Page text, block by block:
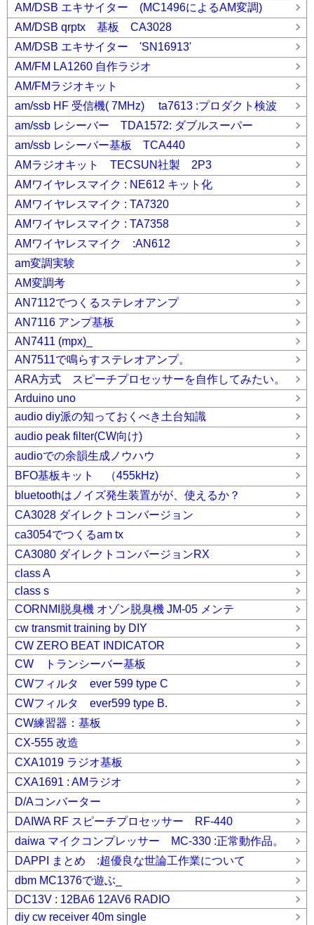
AM/DSB エキサイター (MC1496によるAM変調)
AM/DSB qrptx 基板 CA3028
AM/DSB エキサイター 'SN16913'
AM/FM LA1260 自作ラジオ
AM/FMラジオキット
am/ssb HF 受信機( 7MHz) ta7613 :プロダクト検波
am/ssb レシーバー TDA1572: ダブルスーパー
am/ssb レシーバー基板 TCA440
AMラジオキット TECSUN社製 2P3
AMワイヤレスマイク : NE612 キット化
AMワイヤレスマイク : TA7320
AMワイヤレスマイク : TA7358
AMワイヤレスマイク :AN612
am変調実験
AM変調考
AN7112でつくるステレオアンプ
AN7116 アンプ基板
AN7411 (mpx)_
AN7511で鳴らすステレオアンプ。
ARA方式 スピーチプロセッサーを自作してみたい。
Arduino uno
audio diy派の知っておくべき土台知識
audio peak filter(CW向け)
audioでの余韻生成ノウハウ
BFO基板キット （455kHz)
bluetoothはノイズ発生装置がが、使えるか？
CA3028 ダイレクトコンバージョン
ca3054でつくるam tx
CA3080 ダイレクトコンバージョンRX
class A
class s
CORNMI脱臭機 オゾン脱臭機 JM-05 メンテ
cw transmit training by DIY
CW ZERO BEAT INDICATOR
CW トランシーバー基板
CWフィルタ ever 599 type C
CWフィルタ ever599 type B.
CW練習器：基板
CX-555 改造
CXA1019 ラジオ基板
CXA1691 : AMラジオ
D/Aコンバーター
DAIWA RF スピーチプロセッサー RF-440
daiwa マイクコンプレッサー MC-330 :正常動作品。
DAPPI まとめ :超優良な世論工作業について
dbm MC1376で遊ぶ_
DC13V : 12BA6 12AV6 RADIO
diy cw receiver 40m single